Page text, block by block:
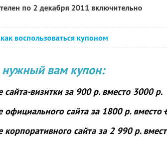
по 2 декабря 2011 включительно
воспользоваться купоном
вам купон:
сайта-визиткиза 900 р. вместо3000р.
официального сайтаза 1800 р. вместо
корпоративного сайтаза 2 990 р.